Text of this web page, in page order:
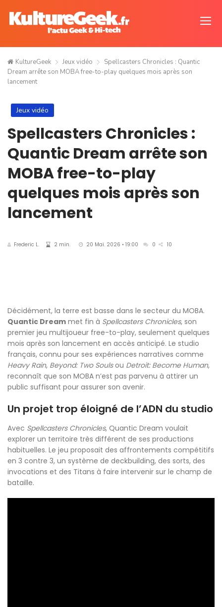
KultureGeek Jeux vidéo
Spellcasters Chronicles : Quantic
Dream arrête son MOBA free-to-play quelques mois après son
lancement
Jeux vidéo
Spellcasters Chronicles :
Quantic Dream arrête son
MOBA free-to-play
quelques mois après son
lancement
Frederic L. 2 min. 20 Mai. 2026 • 19:00 0 10
Décidément, la terre est basse dans le secteur du MOBA.
Quantic Dream met fin à Spellcasters Chronicles, son
premier jeu multijoueur free-to-play, seulement quelques
mois après son lancement en accès anticipé. Le studio
français, connu pour ses expériences narratives comme
Heavy Rain, Beyond: Two Soulsou Detroit: Become Human,
reconnaît que son MOBA n’est pas parvenu à attirer un
public suffisant pour assurer son avenir.
Un projet trop éloigné de l’ADN du studio
Avec Spellcasters Chronicles, Quantic Dream voulait
explorer un territoire très différent de ses productions
habituelles. Le jeu proposait des affrontements compétitifs
en 3 contre 3, un système de deckbuilding, des sorts, des
invocations et des Titans à faire intervenir sur le champ de
bataille.